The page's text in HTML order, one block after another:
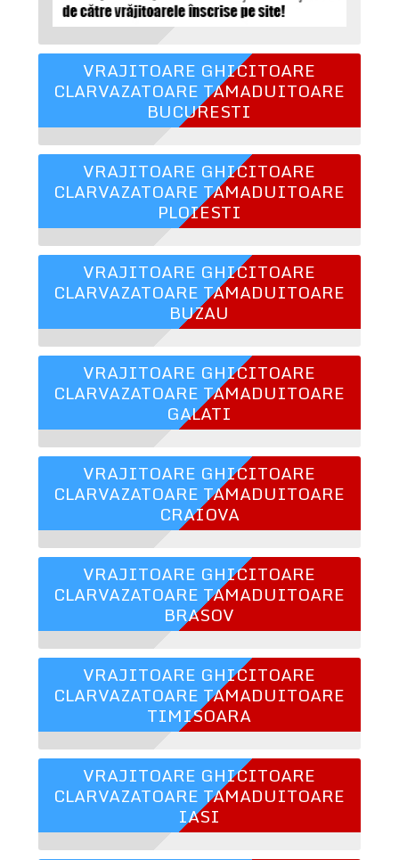
VRAJITOARE GHICITOARE
CLARVAZATOARE TAMADUITOARE
BUCURESTI
VRAJITOARE GHICITOARE
CLARVAZATOARE TAMADUITOARE
PLOIESTI
VRAJITOARE GHICITOARE
CLARVAZATOARE TAMADUITOARE
BUZAU
VRAJITOARE GHICITOARE
CLARVAZATOARE TAMADUITOARE
GALATI
VRAJITOARE GHICITOARE
CLARVAZATOARE TAMADUITOARE
CRAIOVA
VRAJITOARE GHICITOARE
CLARVAZATOARE TAMADUITOARE
BRASOV
VRAJITOARE GHICITOARE
CLARVAZATOARE TAMADUITOARE
TIMISOARA
VRAJITOARE GHICITOARE
CLARVAZATOARE TAMADUITOARE
IASI